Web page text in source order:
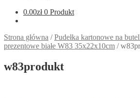
0.00zł 0 Produkt
Strona główna /Pudełka kartonowe na
prezentowe białe W83 35x22x10cm /
w83produkt